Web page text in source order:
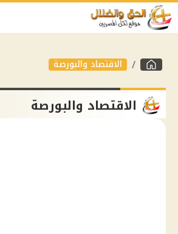
الاقتصاد والبورصة
الاقتصاد والبورصة